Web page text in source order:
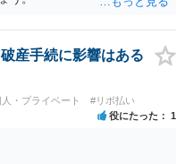
産手続に影響はある
・プライベート #リボ払い
役にたった 1